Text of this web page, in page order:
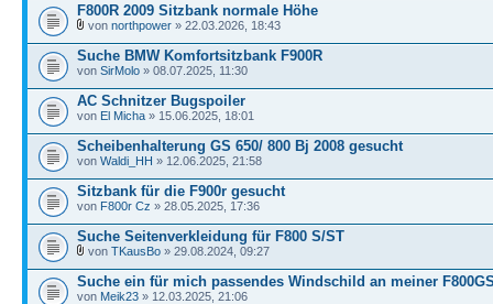
F800R 2009 Sitzbank normale Höhe
von northpower » 22.03.2026, 18:43
Suche BMW Komfortsitzbank F900R
von SirMolo » 08.07.2025, 11:30
AC Schnitzer Bugspoiler
von El Micha » 15.06.2025, 18:01
Scheibenhalterung GS 650/ 800 Bj 2008 gesucht
von Waldi_HH » 12.06.2025, 21:58
Sitzbank für die F900r gesucht
von F800r Cz » 28.05.2025, 17:36
Suche Seitenverkleidung für F800 S/ST
von TKausBo » 29.08.2024, 09:27
Suche ein für mich passendes Windschild an meiner
von Meik23 » 12.03.2025, 21:06